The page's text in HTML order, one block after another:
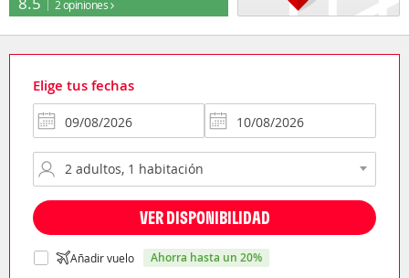
2 opiniones
Elige tus fechas
VER DISPONIBILIDAD
Añadir vuelo ahorra hasta un 20%